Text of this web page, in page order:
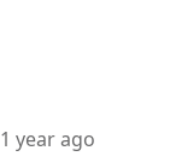
1 year ago